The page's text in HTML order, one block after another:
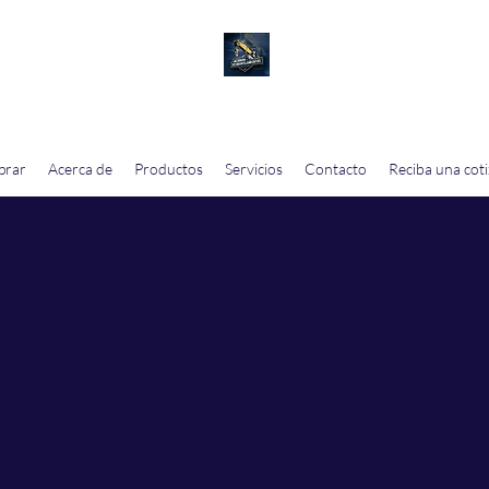
Acerca de Productos Servicios Contacto Reciba una